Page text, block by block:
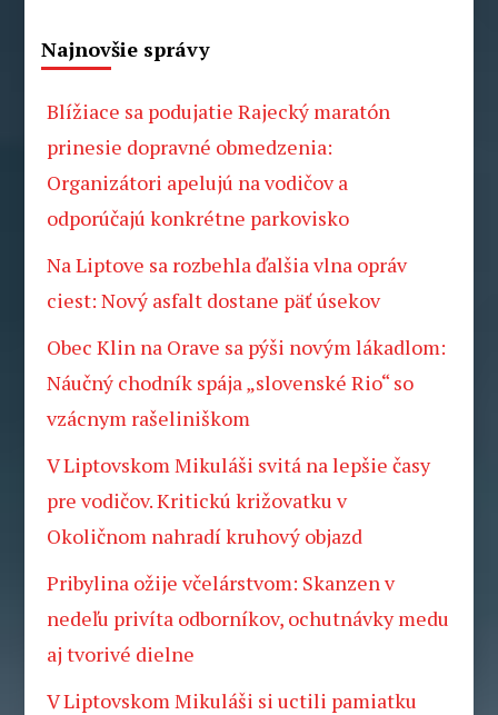
Najnovšie správy
Blížiace sa podujatie Rajecký maratón
prinesie dopravné obmedzenia:
Organizátori apelujú na vodičov a
odporúčajú konkrétne parkovisko
Na Liptove sa rozbehla ďalšia vlna opráv
ciest: Nový asfalt dostane päť úsekov
Obec Klin na Orave sa pýši novým lákadlom:
Náučný chodník spája „slovenské Rio“ so
vzácnym rašeliniškom
V Liptovskom Mikuláši svitá na lepšie časy
pre vodičov. Kritickú križovatku v
Okoličnom nahradí kruhový objazd
Pribylina ožije včelárstvom: Skanzen v
nedeľu privíta odborníkov, ochutnávky medu
aj tvorivé dielne
V Liptovskom Mikuláši si uctili pamiatku